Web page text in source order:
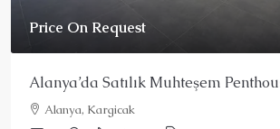
Price On Request
Alanya’da Satılık Muhteşem
Alanya, Kargicak